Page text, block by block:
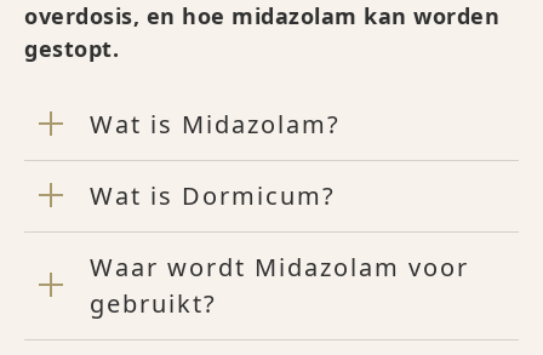
overdosis, en hoe midazolam kan worden
gestopt.
Wat is Midazolam?
Wat is Dormicum?
Waar wordt Midazolam voor
gebruikt?